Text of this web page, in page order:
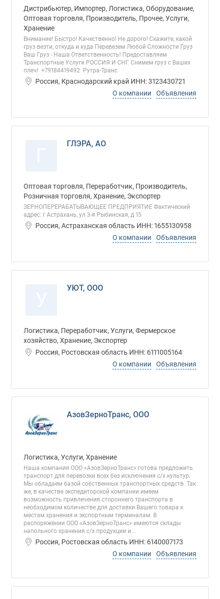
Дистрибьютер, Импортер, Логистика, Оборудование,
Оптовая торговля, Производитель, Прочее, Услуги,
Хранение
Внимание! Быстро! Качественно! Не дорого! Скажите, какой
груз везти, откуда и куда Перевезем Любой Сложности Груз
Ваш Груз - Наша Ответственность! Предоставляем
Транспортные Услуги РОССИЯ И СНГ Снимем груз с Ваших
плеч! +79184419492 Рутра-Транс
Россия, Краснодарский край ИНН: 3123430721
О компании
Объявления
ГЛЭРА, АО
Оптовая торговля, Переработчик, Производитель,
Розничная торговля, Хранение, Экспортер
ЗЕРНОПЕРЕРАБАТЫВАЮЩЕЕ ПРЕДПРИЯТИЕ Фактический
адрес: г Астрахань, ул 3-я Рыбинская, д 15
Россия, Астраханская область ИНН: 1655130958
О компании
Объявления
УЮТ, ООО
Логистика, Переработчик, Услуги, Фермерское
хозяйство, Хранение, Экспортер
Россия, Ростовская область ИНН: 6111005164
О компании
Объявления
АзовЗерноТранс, ООО
Логистика, Услуги, Хранение
Наша компания ООО «АзовЗерноТранс» готова предложить
транспорт для перевозки всех без исключения с/х культур.
Мы обладаем базой собственных транспортных средств. Так
же, в качестве экспедиторской компании имеем
возможность привлечения стороннего транспорта в
необходимом количестве для доставки Вашего товара к
местам хранения и экспортным терминалам. В
распоряжении ООО «АзовЗерноТранс» имеются склады
напольного хранения с/х продукции и...
Россия, Ростовская область ИНН: 6140007173
О компании
Объявления